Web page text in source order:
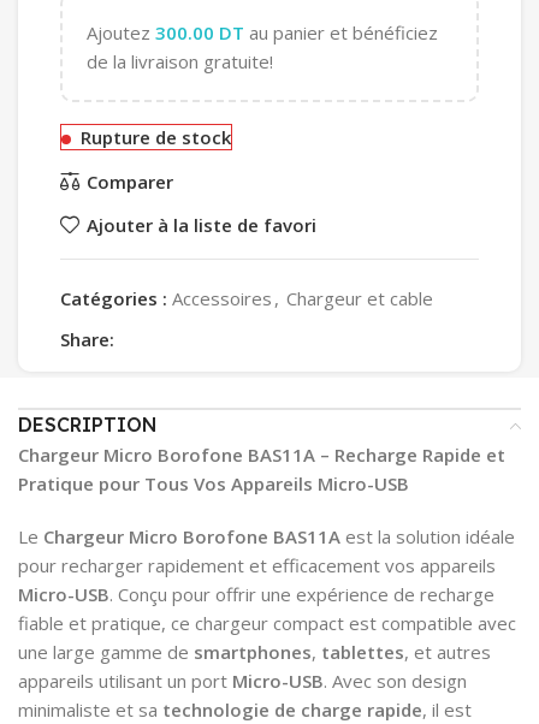
Ajoutez 300.00 DT au panier et bénéficiez
de la livraison gratuite!
Rupture de stock
Comparer
Ajouter à la liste de favori
Catégories : Accessoires , Chargeur et cable
Share:
DESCRIPTION
Chargeur Micro Borofone BAS11A – Recharge Rapide et
Pratique pour Tous Vos Appareils Micro-USB
Le Chargeur Micro Borofone BAS11A est la solution idéale
pour recharger rapidement et efficacement vos appareils
Micro-USB. Conçu pour offrir une expérience de recharge
fiable et pratique, ce chargeur compact est compatible avec
une large gamme de smartphones, tablettes, et autres
appareils utilisant un port Micro-USB. Avec son design
minimaliste et sa technologie de charge rapide, il est